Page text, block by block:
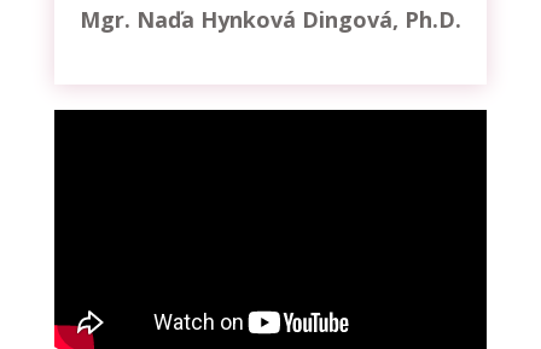
Mgr. Naďa Hynková Dingová, Ph.D.